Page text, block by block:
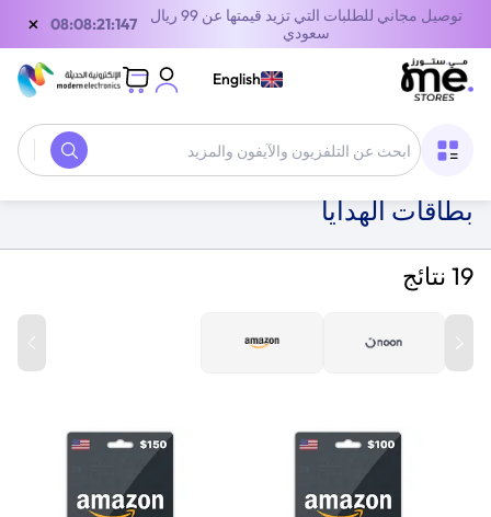
توصيل مجاني للطلبات التي تزيد قيمتها عن 99 ريال
سعودي
07:08:21:147
×
English
الصفحة الرئيسية / بطاقات الهدايا الرقمية / بطاقات الهدايا
بطاقات الهدايا
19 نتائج